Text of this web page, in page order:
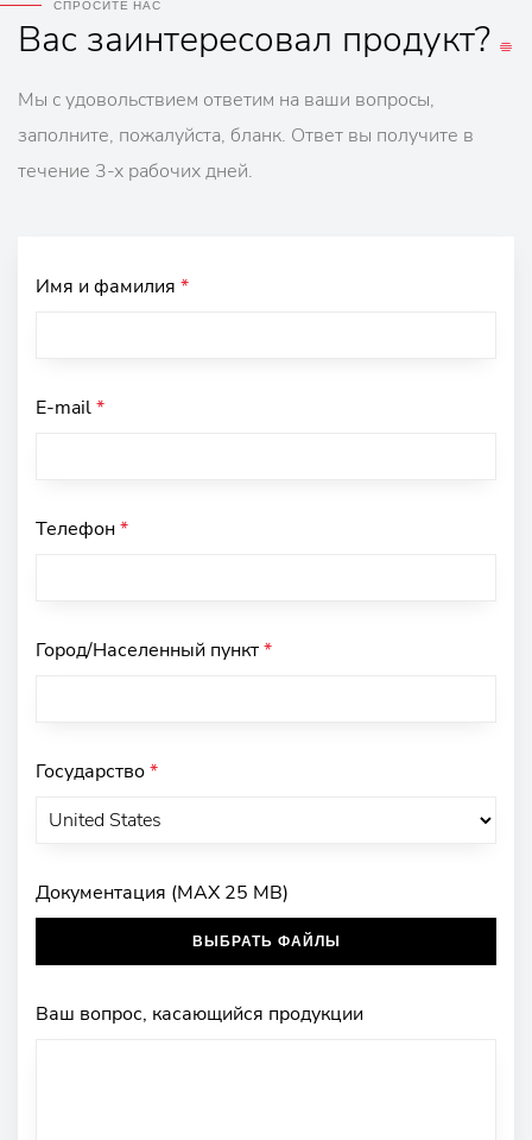
СПРОСИТЕ НАС
Вас заинтересовал продукт?
Мы с удовольствием ответим на ваши вопросы,
заполните, пожалуйста, бланк. Ответ вы получите в
течение 3-х рабочих дней.
Имя и фамилия *
E-mail*
Телефон*
Город/Населенный пункт*
Государство*
Документация (MAX 25 MB)
ВЫБРАТЬ ФАЙЛЫ
Ваш вопрос, касающийся продукции